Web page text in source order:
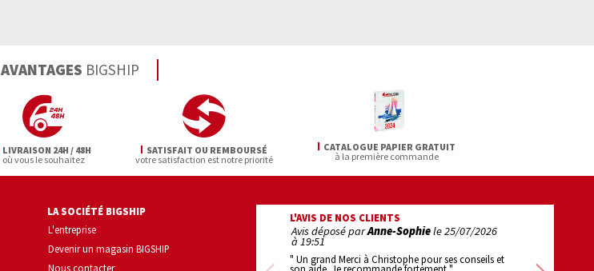
AVANTAGES BIGSHIP
LIVRAISON 24H / 48H
où vous le souhaitez
SATISFAIT OU REMBOURSÉ
votre satisfaction est notre priorité
CATALOGUE PAPIER GRATUIT
à la première commande
LA SOCIÉTÉ BIGSHIP
L'entreprise
Devenir un magasin BIGSHIP
Nous contacter
L'AVIS DE NOS CLIENTS
Avis déposé parAnne-Sophiele25/07/2026
à 19:51
" Un grand Merci à Christophe pour ses conseils et